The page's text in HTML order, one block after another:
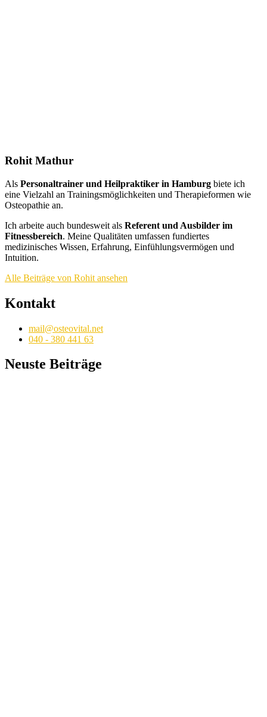
Rohit Mathur
Als Personaltrainer und Heilpraktiker in Hamburg biete ich
eine Vielzahl an Trainingsmöglichkeiten und Therapieformen wie
Osteopathie an.
Ich arbeite auch bundesweit als Referent und Ausbilder im
Fitnessbereich. Meine Qualitäten umfassen fundiertes
medizinisches Wissen, Erfahrung, Einfühlungsvermögen und
Intuition.
Alle Beiträge von Rohit ansehen
Kontakt
mail@osteovital.net
040 - 380 441 63
Neuste Beiträge